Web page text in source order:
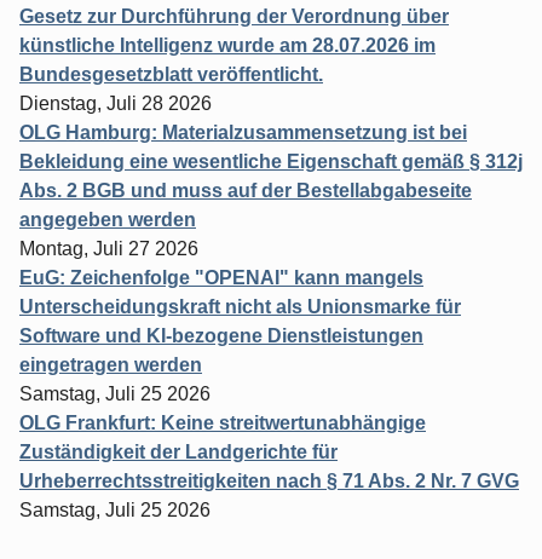
Gesetz zur Durchführung der Verordnung über
künstliche Intelligenz wurde am 28.07.2026 im
Bundesgesetzblatt veröffentlicht.
Dienstag, Juli 28 2026
OLG Hamburg: Materialzusammensetzung ist bei
Bekleidung eine wesentliche Eigenschaft gemäß § 312j
Abs. 2 BGB und muss auf der Bestellabgabeseite
angegeben werden
Montag, Juli 27 2026
EuG: Zeichenfolge "OPENAI" kann mangels
Unterscheidungskraft nicht als Unionsmarke für
Software und KI-bezogene Dienstleistungen
eingetragen werden
Samstag, Juli 25 2026
OLG Frankfurt: Keine streitwertunabhängige
Zuständigkeit der Landgerichte für
Urheberrechtsstreitigkeiten nach § 71 Abs. 2 Nr. 7 GVG
Samstag, Juli 25 2026